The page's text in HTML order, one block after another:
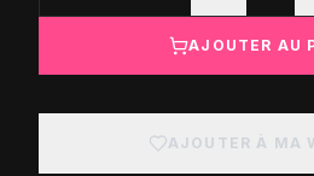
AJOUTER AU
AJOUTER À MA